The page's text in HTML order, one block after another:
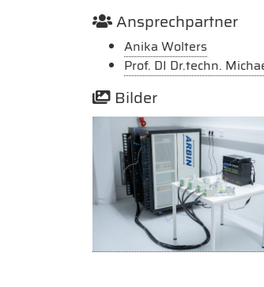
Ansprechpartner
Anika Wolters
Prof. DI Dr.techn.
Bilder